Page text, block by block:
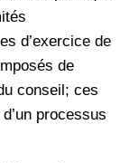
d’exercice de
de
conseil; ces
processus